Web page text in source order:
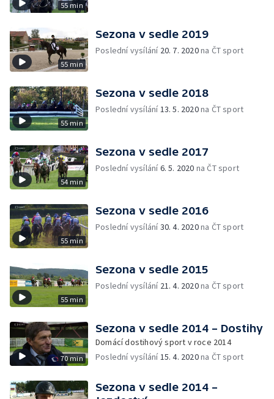
55 min
55 min
Sezona v sedle 2019
Poslední vysílání 20. 7. 2020na ČT sport
55 min
Sezona v sedle 2018
Poslední vysílání13. 5. 2020na ČT sport
54 min
Sezona v sedle 2017
Poslední vysílání6. 5. 2020 na ČT sport
55 min
Sezona v sedle 2016
Poslední vysílání30. 4. 2020na ČT sport
55 min
Sezona v sedle 2015
Poslední vysílání 21. 4. 2020na ČT sport
70 min
Sezona v sedle 2014 – Dostihy
Domácí dostihový sport v roce 2014
Poslední vysílání15. 4. 2020na ČT sport
Sezona v sedle 2014 –